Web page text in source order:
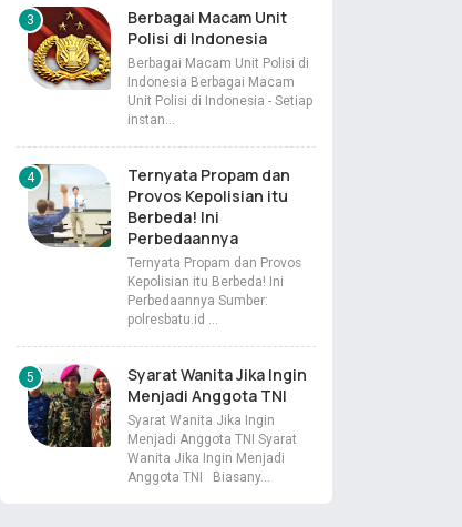
Berbagai Macam Unit
Polisi di Indonesia
Berbagai Macam Unit Polisi di
Indonesia Berbagai Macam
Unit Polisi di Indonesia - Setiap
instan…
Ternyata Propam dan
Provos Kepolisian itu
Berbeda! Ini
Perbedaannya
Ternyata Propam dan Provos
Kepolisian itu Berbeda! Ini
Perbedaannya Sumber:
polresbatu.id …
Syarat Wanita Jika Ingin
Menjadi Anggota TNI
Syarat Wanita Jika Ingin
Menjadi Anggota TNI Syarat
Wanita Jika Ingin Menjadi
Anggota TNI Biasany…